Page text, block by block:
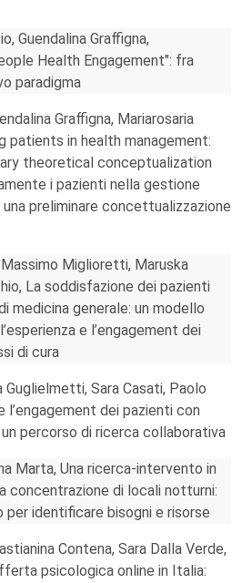
Guendalina Graffigna,
Health Engagement": fra
paradigma
Graffigna, Mariarosaria
patients in health management:
theoretical conceptualization
i pazienti nella gestione
preliminare concettualizzazione
Miglioretti, Maruska
La soddisfazione dei pazienti
medicina generale: un modello
e l’engagement dei
di cura
Guglielmetti, Sara Casati, Paolo
l’engagement dei pazienti con
percorso di ricerca collaborativa
Marta, Una ricerca-intervento in
concentrazione di locali notturni:
identificare bisogni e risorse
Contena, Sara Dalla Verde,
psicologica online in Italia: